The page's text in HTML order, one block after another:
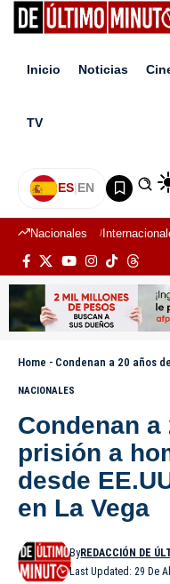
Inicio Noticias
TV
ES|EN
Nacionales
Home - Condenan a 20 años de prisión
NACIONALES
Condenan a
prisión a
desde
en La Vega
Last Updated: 29 De
ByREDACCIÓN DE